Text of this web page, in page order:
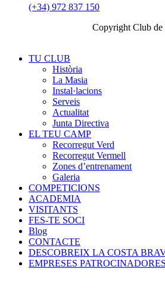
(+34) 972 837 150
Copyright Club
TU CLUB
Història
La Masia
Instal·lacions
Serveis
Actualitat
Junta Directiva
EL TEU CAMP
Recorregut Verd
Recorregut Vermell
Zones d’entrenament
Galeria
COMPETICIONS
ACADEMIA
VISITANTS
FES-TE SOCI
Blog
CONTACTE
DESCOBREIX LA COSTA
EMPRESES PATROCINADORES